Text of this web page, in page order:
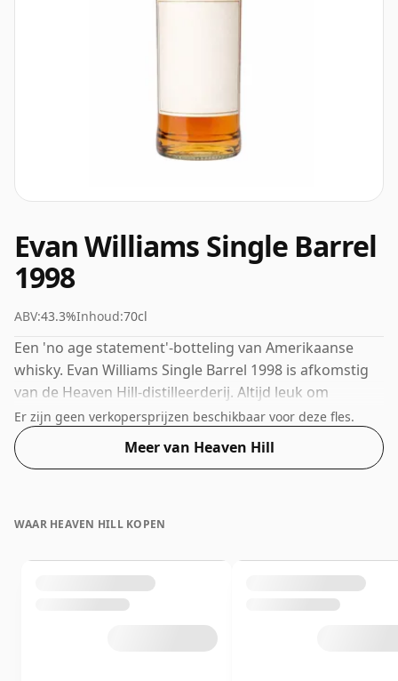
Evan Williams Single Barrel
1998
ABV:43.3%Inhoud:70cl
Een 'no age statement'-botteling van Amerikaanse
whisky. Evan Williams Single Barrel 1998 is afkomstig
van de Heaven Hill-distilleerderij. Altijd leuk om
whisky's gebotteld te zien met een alcoholpercentage
van 43,3%, deze wordt geleverd in de normale grootte
van 70cl.
Er zijn geen verkopersprijzen beschikbaar voor deze fles.
Meer van Heaven Hill
WAAR HEAVEN HILL KOPEN